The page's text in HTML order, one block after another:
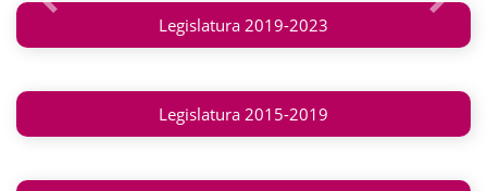
Anterior Legislatura 2019-2023
Legislatura 2015-2019